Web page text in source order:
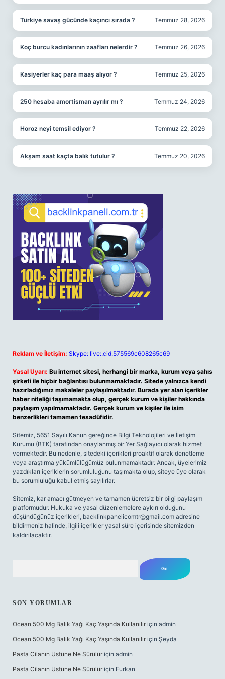
Türkiye savaş gücünde kaçıncı sırada ? Temmuz 28, 2026
Koç burcu kadınlarının zaafları nelerdir ? Temmuz 26, 2026
Kasiyerler kaç para maaş alıyor ? Temmuz 25, 2026
250 hesaba amortisman ayrılır mı ? Temmuz 24, 2026
Horoz neyi temsil ediyor ? Temmuz 22, 2026
Akşam saat kaçta balık tutulur ? Temmuz 20, 2026
Reklam ve İletişim: Skype: live:.cid.575569c608265c69
Yasal Uyarı: Bu internet sitesi, herhangi bir marka, kurum veya şahıs
şirketi ile hiçbir bağlantısı bulunmamaktadır. Sitede yalnızca kendi
hazırladığımız makaleler paylaşılmaktadır. Burada yer alan içerikler
haber niteliği taşımamakta olup, gerçek kurum ve kişiler hakkında
paylaşım yapılmamaktadır. Gerçek kurum ve kişiler ile isim
benzerlikleri tamamen tesadüfidir.
Sitemiz, 5651 Sayılı Kanun gereğince Bilgi Teknolojileri ve İletişim
Kurumu (BTK) tarafından onaylanmış bir Yer Sağlayıcı olarak hizmet
vermektedir. Bu nedenle, sitedeki içerikleri proaktif olarak denetleme
veya araştırma yükümlülüğümüz bulunmamaktadır. Ancak, üyelerimiz
yazdıkları içeriklerin sorumluluğunu taşımakta olup, siteye üye olarak
bu sorumluluğu kabul etmiş sayılırlar.
Sitemiz, kar amacı gütmeyen ve tamamen ücretsiz bir bilgi paylaşım
platformudur. Hukuka ve yasal düzenlemelere aykırı olduğunu
düşündüğünüz içerikleri, backlinkpanelicomtr@gmail.com adresine
bildirmeniz halinde, ilgili içerikler yasal süre içerisinde sitemizden
kaldırılacaktır.
SON YORUMLAR
Ocean 500 Mg Balık Yağı Kaç Yaşında Kullanılır için admin
Ocean 500 Mg Balık Yağı Kaç Yaşında Kullanılır için Şeyda
Pasta Cilanın Üstüne Ne Sürülür için admin
Pasta Cilanın Üstüne Ne Sürülür için Furkan